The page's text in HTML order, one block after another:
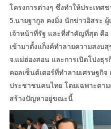
โครงการต่างๆ ซึ่งทำให้ประเทศช
5.นายฐากูล คงมิ่ง นักข่าวอิสระ
เจ้าหน้าที่รัฐ และที่สำคัญที่สุด คือ
เข้ามาตั้งแก็งค์ทำลายความสงบ
จ.แม่ฮ่องสอน และการเปิดโปงธุ
คอลเซ็นต์เตอร์ที่ทำลายเศรษฐกิ
ประชาชนคนไทย โดยเฉพาะตา
สร้างปัญหาอยู่ขณะนี้